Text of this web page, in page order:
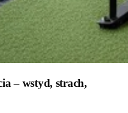
– wstyd, strach,